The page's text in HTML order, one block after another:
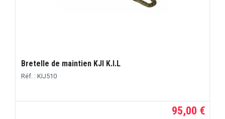
Bretelle de maintien KJI K.I.L
Réf. : KIJ510
95,00 €